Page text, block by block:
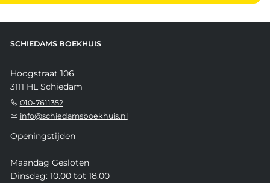
SCHIEDAMS BOEKHUIS
Hoogstraat 106
3111 HL Schiedam
010-7611352
info@schiedamsboekhuis.nl
Openingstijden
Maandag Gesloten
Dinsdag: 10.00 tot 18:00